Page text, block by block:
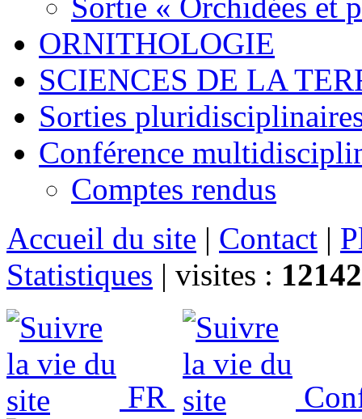
ORNITHOLOGIE
SCIENCES DE LA
Sorties
Conférence
Comptes rendus
Accueil du site | Contact |
Statistiques | visites :
FR